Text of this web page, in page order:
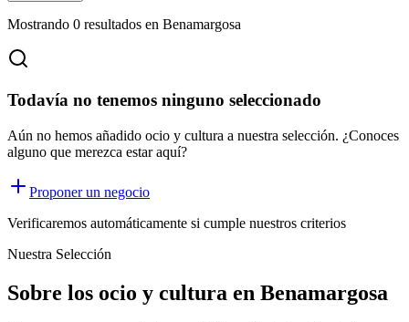
Mostrando 0 resultados en Benamargosa
Todavía no tenemos ninguno seleccionado
Aún no hemos añadido ocio y cultura a nuestra selección. ¿Conoces
alguno que merezca estar aquí?
Proponer un negocio
Verificaremos automáticamente si cumple nuestros criterios
Nuestra Selección
Sobre los ocio y cultura en Benamargosa